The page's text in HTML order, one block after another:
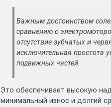
Важным достоинством
сравнению с
отсутствие зубчатых и
исключительная простота
подвижных частей.
Это обеспечивает высокую
минимальный износ и долгий